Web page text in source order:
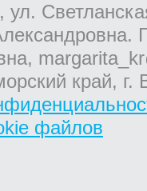
ул.
край,
файлов